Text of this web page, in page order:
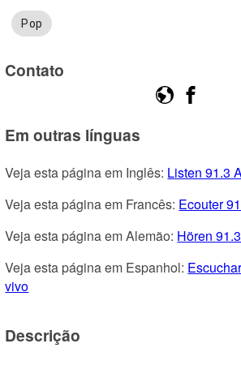
Pop
Contato
Em outras línguas
Veja esta página em Inglês: Listen 91.3
Veja esta página em Francês: Ecouter
Veja esta página em Alemão: Hören
Veja esta página em Espanhol:
vivo
Descrição